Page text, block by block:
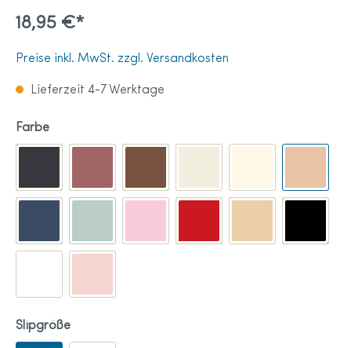
18,95 €*
Preise inkl. MwSt. zzgl. Versandkosten
Lieferzeit 4-7 Werktage
Farbe
Slipgröße